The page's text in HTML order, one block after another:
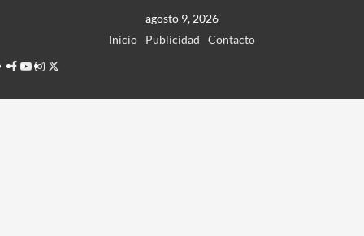
agosto 9, 2026
Inicio
Publicidad
Contacto
Facebook
Youtube
Instagram
Twitter